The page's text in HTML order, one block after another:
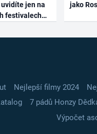
jen na
festivalech
jako
Nejlepší filmy 2024
7 pádů Honzy
Výpočet